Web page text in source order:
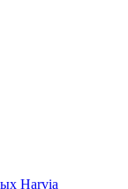
Harvia